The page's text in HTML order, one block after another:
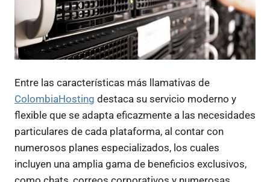
Entre las características más llamativas de
ColombiaHosting destaca su servicio moderno y
flexible que se adapta eficazmente a las necesidades
particulares de cada plataforma, al contar con
numerosos planes especializados, los cuales
incluyen una amplia gama de beneficios exclusivos,